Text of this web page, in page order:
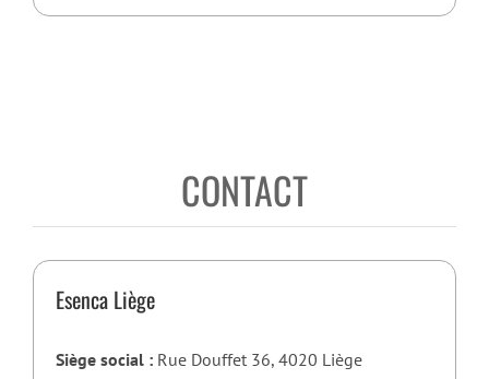
CONTACT
Esenca Liège
Siège social : Rue Douffet 36, 4020 Liège